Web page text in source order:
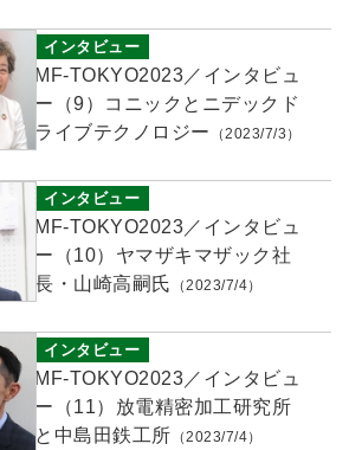
インタビュー
MF-TOKYO2023／インタビュ
ー（9）コニックとニデックド
ライブテクノロジー
（2023/7/3）
インタビュー
MF-TOKYO2023／インタビュ
ー （10）ヤマザキマザック社
長・山崎高嗣氏
（2023/7/4）
インタビュー
MF-TOKYO2023／インタビュ
ー （11）放電精密加工研究所
と中島田鉄工所 （2023/7/4）